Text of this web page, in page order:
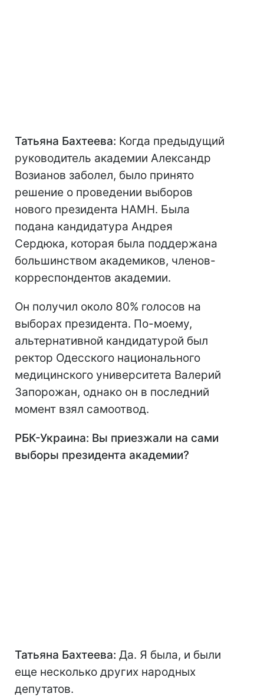
Татьяна Бахтеева: Когда предыдущий
руководитель академии Александр
Возианов заболел, было принято
решение о проведении выборов
нового президента НАМН. Была
подана кандидатура Андрея
Сердюка, которая была поддержана
большинством академиков, членов-
корреспондентов академии.
Он получил около 80% голосов на
выборах президента. По-моему,
альтернативной кандидатурой был
ректор Одесского национального
медицинского университета Валерий
Запорожан, однако он в последний
момент взял самоотвод.
РБК-Украина: Вы приезжали на сами
выборы президента академии?
Татьяна Бахтеева: Да. Я была, и были
еще несколько других народных
депутатов.